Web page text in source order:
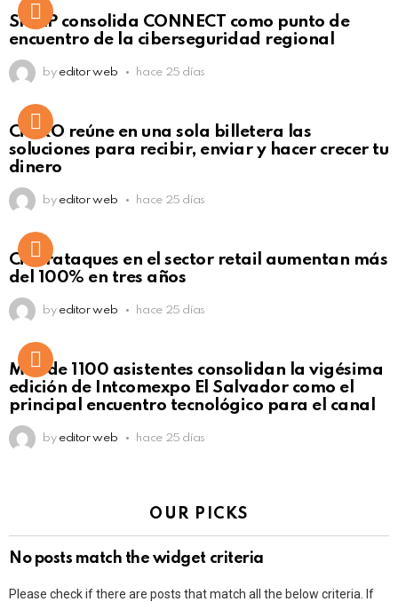
Click to view this post
SISAP consolida CONNECT como punto de
encuentro de la ciberseguridad regional
by editor web hace 25 días
Not Safe For Work
Click to view this post
CiNKO reúne en una sola billetera las
soluciones para recibir, enviar y hacer crecer tu
dinero
by editor web hace 25 días
Ciberataques en el sector retail aumentan más
del 100% en tres años
by editor web hace 25 días
Más de 1100 asistentes consolidan la vigésima
edición de Intcomexpo El Salvador como el
principal encuentro tecnológico para el canal
by editor web hace 25 días
OUR PICKS
No posts match the widget criteria
Please check if there are posts that match all the below criteria. If